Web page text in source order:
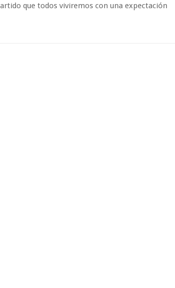
que todos viviremos con una expectación